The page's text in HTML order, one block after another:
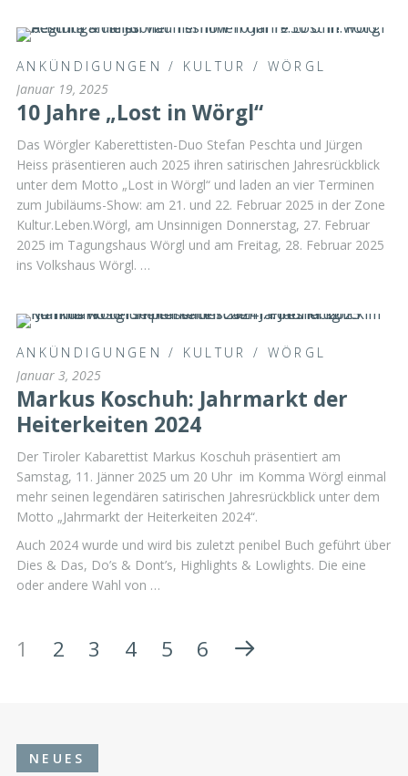
ANKÜNDIGUNGEN / KULTUR / WÖRGL
Januar 19, 2025
10 Jahre „Lost in Wörgl“
Das Wörgler Kaberettisten-Duo Stefan Peschta und Jürgen
Heiss präsentieren auch 2025 ihren satirischen Jahresrückblick
unter dem Motto „Lost in Wörgl“ und laden an vier Terminen
zum Jubiläums-Show: am 21. und 22. Februar 2025 in der Zone
Kultur.Leben.Wörgl, am Unsinnigen Donnerstag, 27. Februar
2025 im Tagungshaus Wörgl und am Freitag, 28. Februar 2025
ins Volkshaus Wörgl. …
ANKÜNDIGUNGEN / KULTUR / WÖRGL
Januar 3, 2025
Markus Koschuh: Jahrmarkt der
Heiterkeiten 2024
Der Tiroler Kabarettist Markus Koschuh präsentiert am
Samstag, 11. Jänner 2025 um 20 Uhr im Komma Wörgl einmal
mehr seinen legendären satirischen Jahresrückblick unter dem
Motto „Jahrmarkt der Heiterkeiten 2024“.
Auch 2024 wurde und wird bis zuletzt penibel Buch geführt über
Dies & Das, Do’s & Dont’s, Highlights & Lowlights. Die eine
oder andere Wahl von …
1 2 3 4 5 6
NEUES